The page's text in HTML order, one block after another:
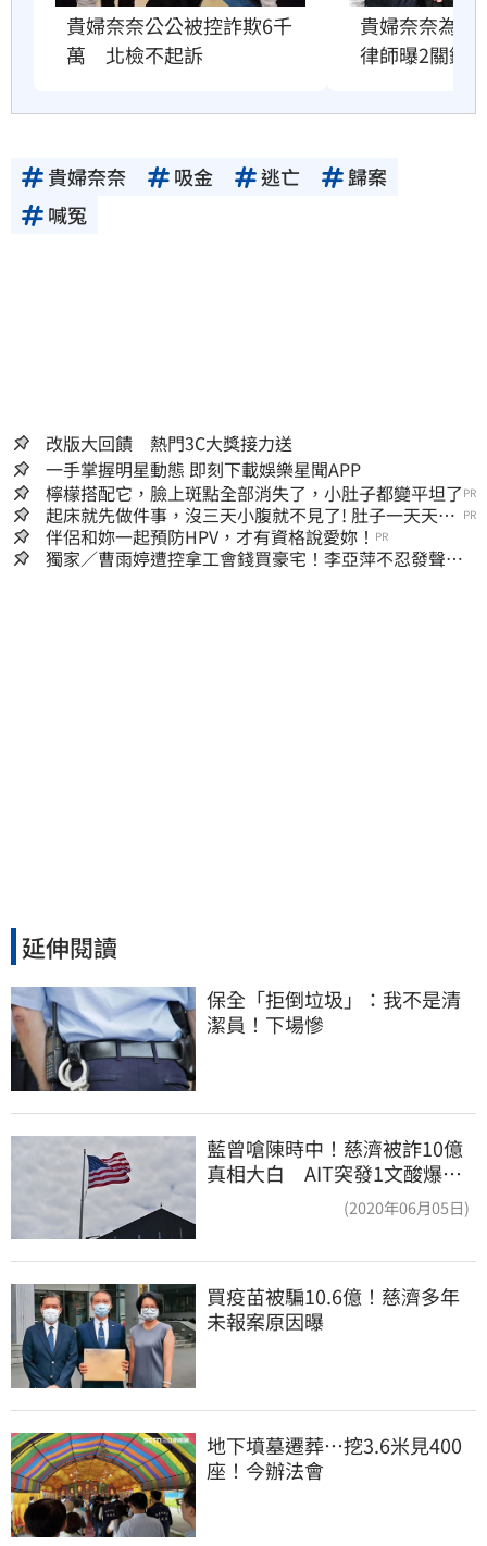
貴婦奈奈公公被控詐欺6千
萬　北檢不起訴
貴婦奈奈為何
律師曝2關鍵
貴婦奈奈 吸金 逃亡
歸案
喊冤
改版大回饋 熱門3C大獎接力送
一手掌握明星動態 即刻下載娛樂星聞APP
檸檬搭配它，臉上斑點全部消失了，小肚子都變平坦了 PR
起床就先做件事，沒三天小腹就不見了! 肚子一天天變
小！
PR
伴侶和妳一起預防HPV，才有資格說愛妳！ PR
獨家／曹雨婷遭控拿工會錢買豪宅！李亞萍不忍發聲：
延伸閱讀
保全「拒倒垃圾」：我不是清
潔員！下場慘
藍曾嗆陳時中！慈濟被詐10億
真相大白 AIT突發1文酸爆…
(2020年06月05日)
買疫苗被騙10.6億！慈濟多年
未報案原因曝
地下墳墓遷葬…挖3.6米見400
座！今辦法會